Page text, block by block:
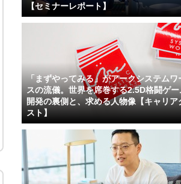
【セミナーレポート】
「まずやってみる」がアークシステムワ
スの流儀。世界を席巻する2.5D格闘ゲ
開発の裏側と、求める人物像【キャリア
スト】